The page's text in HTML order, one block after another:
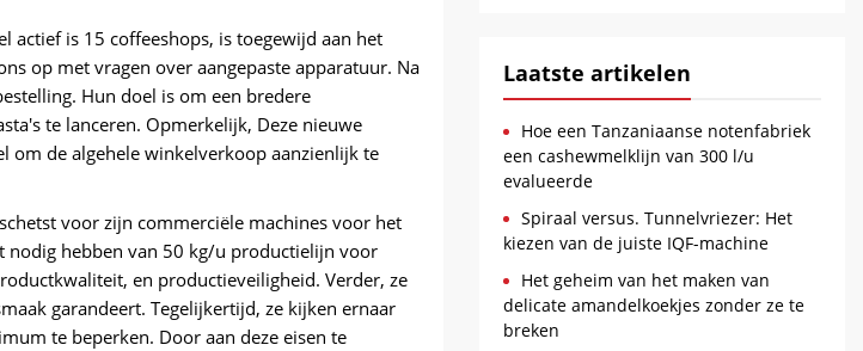
actief is 15 coffeeshops, is toegewijd aan het
op met vragen over aangepaste apparatuur. Na
Hun doel is om een ​​bredere
te lanceren. Opmerkelijk, Deze nieuwe
de algehele winkelverkoop aanzienlijk te
voor zijn commerciële machines voor het
nodig hebben van 50 kg/u productielijn voor
en productieveiligheid. Verder, ze
garandeert. Tegelijkertijd, ze kijken ernaar
te beperken. Door aan deze eisen te
Laatste artikelen
Hoe een Tanzaniaanse notenfabriek
een cashewmelklijn van 300 l/u
evalueerde
Spiraal versus. Tunnelvriezer: Het
kiezen van de juiste IQF-machine
Het geheim van het maken van
delicate amandelkoekjes zonder ze te
breken